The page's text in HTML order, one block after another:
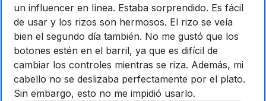
un influencer en línea. Estaba sorprendido. Es fácil
de usar y los rizos son hermosos. El rizo se veía
bien el segundo día también. No me gustó que los
botones estén en el barril, ya que es difícil de
cambiar los controles mientras se riza. Además, mi
cabello no se deslizaba perfectamente por el plato.
Sin embargo, esto no me impidió usarlo.